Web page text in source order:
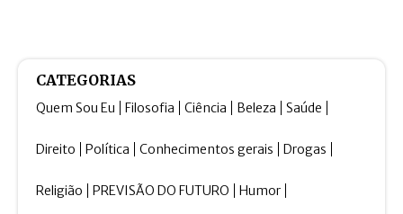
CATEGORIAS
Quem Sou Eu Filosofia Ciência Beleza Saúde
Direito Política Conhecimentos gerais Drogas
Religião PREVISÃO DO FUTURO Humor